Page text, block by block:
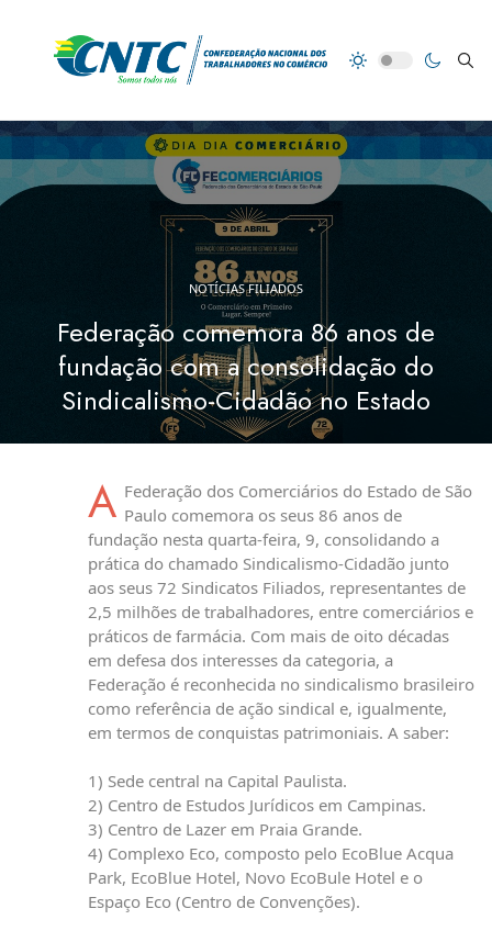
NOTÍCIAS FILIADOS
Federação comemora 86 anos de
fundação com a consolidação do
Sindicalismo-Cidadão no Estado
A Federação dos Comerciários do Estado de São
Paulo comemora os seus 86 anos de
fundação nesta quarta-feira, 9, consolidando a
prática do chamado Sindicalismo-Cidadão junto
aos seus 72 Sindicatos Filiados, representantes de
2,5 milhões de trabalhadores, entre comerciários e
práticos de farmácia. Com mais de oito décadas
em defesa dos interesses da categoria, a
Federação é reconhecida no sindicalismo brasileiro
como referência de ação sindical e, igualmente,
em termos de conquistas patrimoniais. A saber:
1) Sede central na Capital Paulista.
2) Centro de Estudos Jurídicos em Campinas.
3) Centro de Lazer em Praia Grande.
4) Complexo Eco, composto pelo EcoBlue Acqua
Park, EcoBlue Hotel, Novo EcoBule Hotel e o
Espaço Eco (Centro de Convenções).